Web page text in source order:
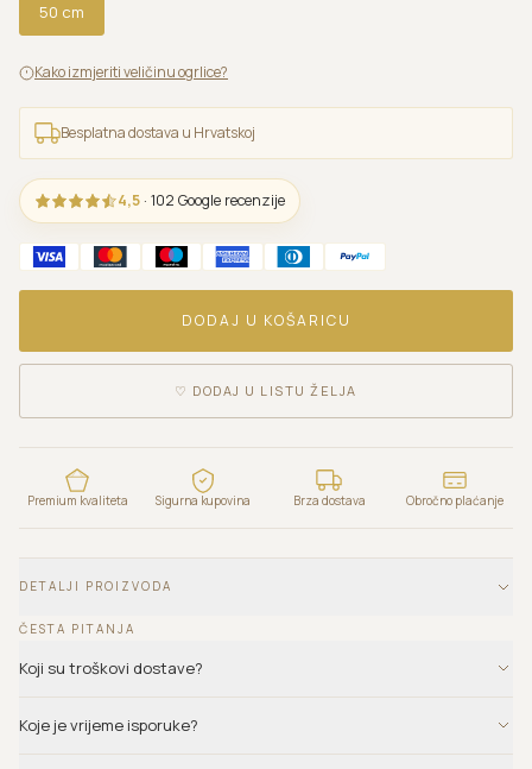
50 cm
Kako izmjeriti veličinu ogrlice?
Besplatna dostava u Hrvatskoj
4,5 · 102 Google recenzije
DODAJ U KOŠARICU
♡ DODAJ U LISTU ŽELJA
Premium kvaliteta Sigurna kupovina Brza dostava Obročno plaćanje
DETALJI PROIZVODA
ČESTA PITANJA
Koji su troškovi dostave?
Koje je vrijeme isporuke?